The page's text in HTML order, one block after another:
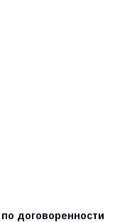
по договоренности